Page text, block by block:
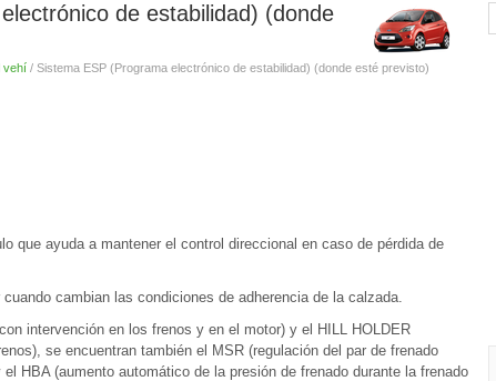
de estabilidad) (donde
vehí/ Sistema ESP (Programa electrónico de estabilidad) (donde esté previsto)
que ayuda a mantener el control direccional en caso de pérdida de
cambian las condiciones de adherencia de la calzada.
intervención en los frenos y en el motor) y el HILL HOLDER
se encuentran también el MSR (regulación del par de frenado
HBA (aumento automático de la presión de frenado durante la frenado